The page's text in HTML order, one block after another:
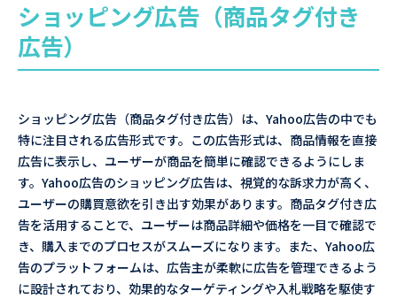
ショッピング広告（商品タグ付き
広告）
ショッピング広告（商品タグ付き広告）は、Yahoo広告の中でも
特に注目される広告形式です。この広告形式は、商品情報を直接
広告に表示し、ユーザーが商品を簡単に確認できるようにしま
す。Yahoo広告のショッピング広告は、視覚的な訴求力が高く、
ユーザーの購買意欲を引き出す効果があります。商品タグ付き広
告を活用することで、ユーザーは商品詳細や価格を一目で確認で
き、購入までのプロセスがスムーズになります。また、Yahoo広
告のプラットフォームは、広告主が柔軟に広告を管理できるよう
に設計されており、効果的なターゲティングや入札戦略を駆使す